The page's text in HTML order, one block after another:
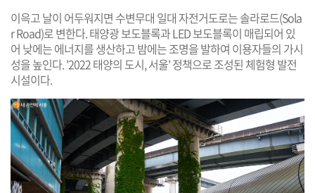
이윽고 날이 어두워지면 수변무대 일대 자전거도로는 솔라로드(Sola
r Road)로 변한다. 태양광 보도블록과 LED 보도블록이 매립되어 있
어 낮에는 에너지를 생산하고 밤에는 조명을 발하여 이용자들의 가시
성을 높인다. '2022 태양의 도시, 서울' 정책으로 조성된 체험형 발전
시설이다.